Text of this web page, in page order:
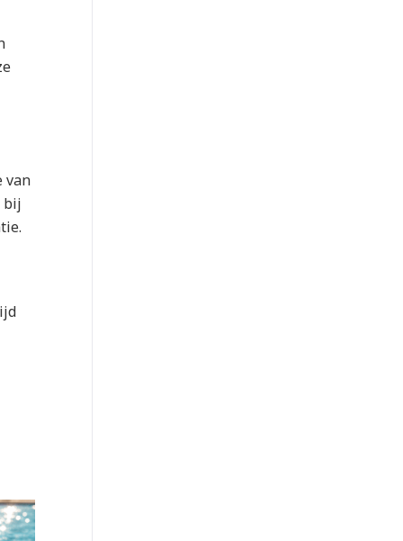
van
bij